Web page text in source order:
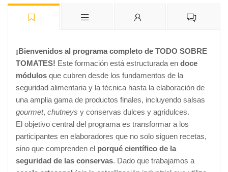
¡Bienvenidos al programa completo de TODO SOBRE
TOMATES! Este formación está estructurada en doce
módulos que cubren desde los fundamentos de la
seguridad alimentaria y la técnica hasta la elaboración de
una amplia gama de productos finales, incluyendo salsas
gourmet, chutneys y conservas dulces y agridulces.
El objetivo central del programa es transformar a los
participantes en elaboradores que no solo siguen recetas,
sino que comprenden el porqué científico de la
seguridad de las conservas. Dado que trabajamos a